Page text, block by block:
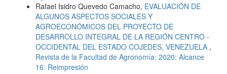
Rafael Isidro Quevedo Camacho, EVALUACIÓN DE
ALGUNOS ASPECTOS SOCIALES Y
AGROECONÓMICOS DEL PROYECTO DE
DESARROLLO INTEGRAL DE LA REGIÓN CENTRO -
OCCIDENTAL DEL ESTADO COJEDES, VENEZUELA ,
Revista de la Facultad de Agronomía: 2020: Alcance
16: Reimpresión